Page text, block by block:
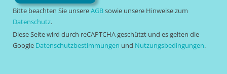
Bitte beachten Sie unsereAGBsowie unsere Hinweise zum
Datenschutz.
Diese Seite wird durch reCAPTCHA geschützt und es gelten die
Google Datenschutzbestimmungen und Nutzungsbedingungen.